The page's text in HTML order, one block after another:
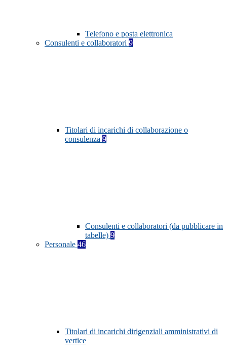
Telefono e posta elettronica
Consulenti e collaboratori 9
Titolari di incarichi di collaborazione o
consulenza 9
Consulenti e collaboratori (da pubblicare in
tabelle) 9
Personale 46
Titolari di incarichi dirigenziali amministrativi di
vertice